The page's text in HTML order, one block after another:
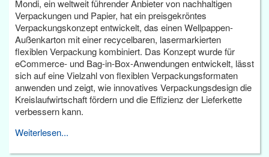
Mondi, ein weltweit führender Anbieter von nachhaltigen
Verpackungen und Papier, hat ein preisgekröntes
Verpackungskonzept entwickelt, das einen Wellpappen-
Außenkarton mit einer recycelbaren, lasermarkierten
flexiblen Verpackung kombiniert. Das Konzept wurde für
eCommerce- und Bag-in-Box-Anwendungen entwickelt, lässt
sich auf eine Vielzahl von flexiblen Verpackungsformaten
anwenden und zeigt, wie innovatives Verpackungsdesign die
Kreislaufwirtschaft fördern und die Effizienz der Lieferkette
verbessern kann.
Weiterlesen...